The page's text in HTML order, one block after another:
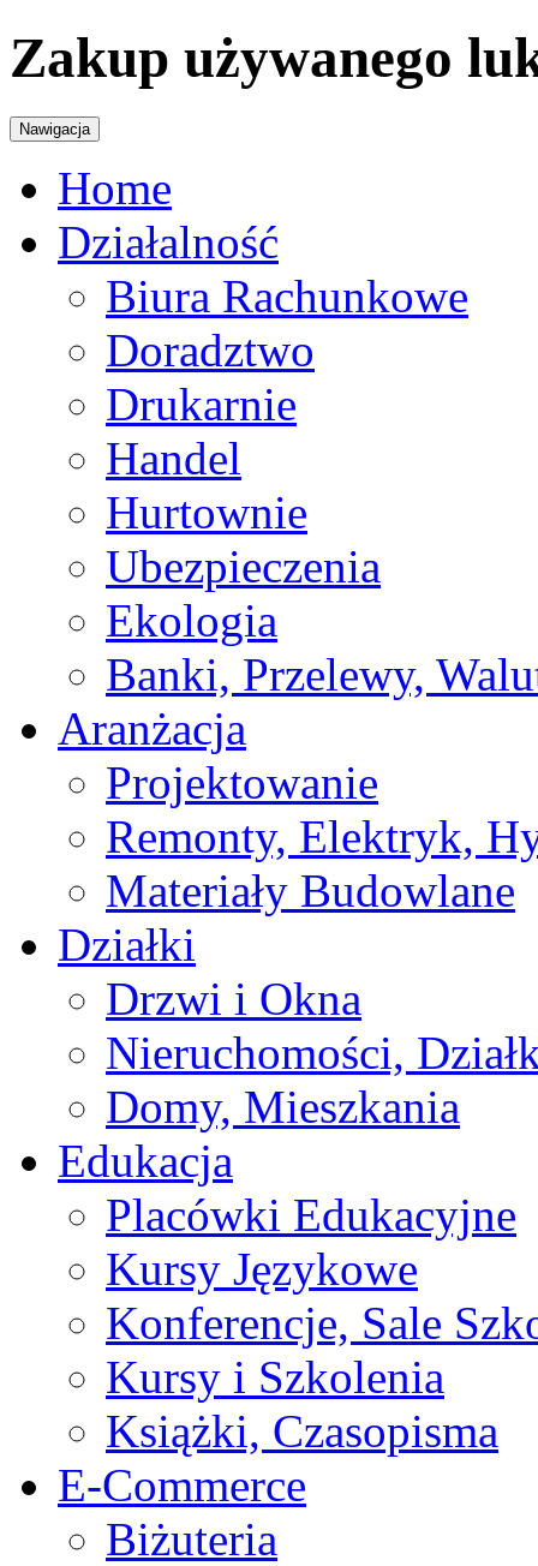
Zakup używanego
Nawigacja
Home
Działalność
Biura Rachunkowe
Doradztwo
Drukarnie
Handel
Hurtownie
Ubezpieczenia
Ekologia
Banki, Przelewy,
Aranżacja
Projektowanie
Remonty, Elektryk,
Materiały Budowlane
Działki
Drzwi i Okna
Nieruchomości,
Domy, Mieszkania
Edukacja
Placówki Edukacyjne
Kursy Językowe
Konferencje, Sale
Kursy i Szkolenia
Książki, Czasopisma
E-Commerce
Biżuteria